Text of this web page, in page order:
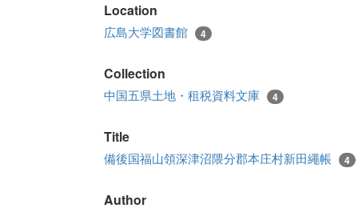
Location
広島大学図書館 4
Collection
中国五県土地・租税資料文庫 4
Title
備後国福山領深津沼隈分郡本庄村新田繩帳 4
Author